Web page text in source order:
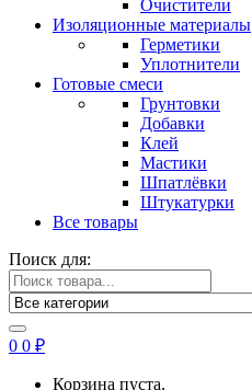
Очистители
Изоляционные материалы
Герметики
Уплотнители
Готовые смеси
Грунтовки
Добавки
Клей
Мастики
Шпатлёвки
Штукатурки
Все товары
Поиск для:
0 0 ₽
Корзина пуста.